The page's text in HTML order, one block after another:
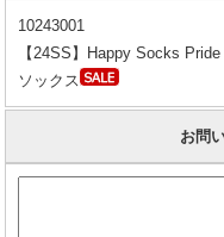
10243001
【24SS】Happy Socks
ソックス
お問